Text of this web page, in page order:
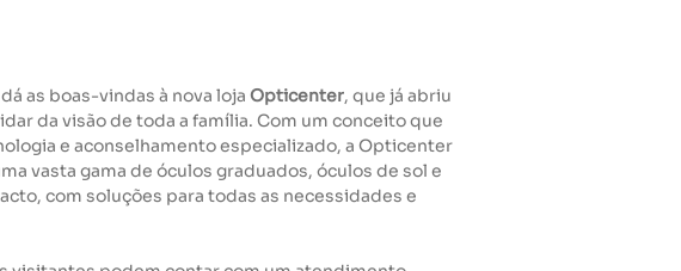
as boas-vindas à nova loja Opticenter, que já abriu
da visão de toda a família. Com um conceito que
e aconselhamento especializado, a Opticenter
vasta gama de óculos graduados, óculos de sol e
com soluções para todas as necessidades e